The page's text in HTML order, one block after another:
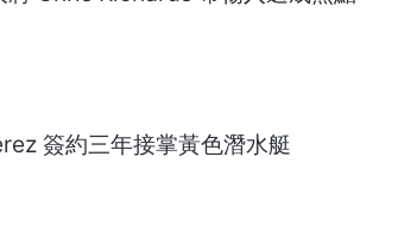
簽約三年接掌黃色潛水艇